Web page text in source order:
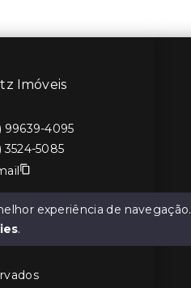
Imóveis
99639-4095
3524-5085
experiência de navegação.
.